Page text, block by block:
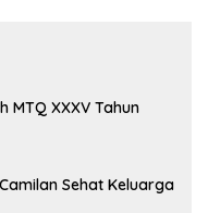
MTQ XXXV Tahun
Sehat Keluarga